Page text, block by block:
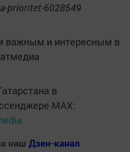
prioritet-6028549
важным и интересным в
в
MАХ:
наш Дзен-канал